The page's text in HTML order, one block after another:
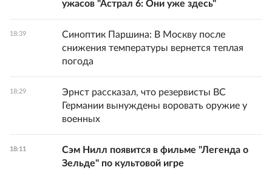
ужасов "Астрал 6: Они уже здесь"
18:39
Синоптик Паршина: В Москву после
снижения температуры вернется теплая
погода
18:29
Эрнст рассказал, что резервисты ВС
Германии вынуждены воровать оружие у
военных
18:11
Сэм Нилл появится в фильме "Легенда о
Зельде" по культовой игре